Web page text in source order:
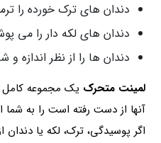
دندان های ترک خورده را
دندان های لکه دار را می
دندان ها را از نظر
لمینت متحرک یک مجموعه کامل
آنها از دست رفته است را به شما
اگر پوسیدگی، ترک، لکه یا